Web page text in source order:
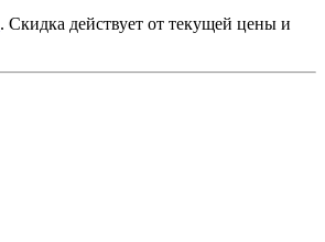
. Скидка действует от текущей цены и